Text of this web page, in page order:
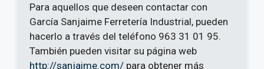
Para aquellos que deseen contactar con
García Sanjaime Ferretería Industrial, pueden
hacerlo a través del teléfono 963 31 01 95.
También pueden visitar su página web
http://sanjaime.com/ para obtener más